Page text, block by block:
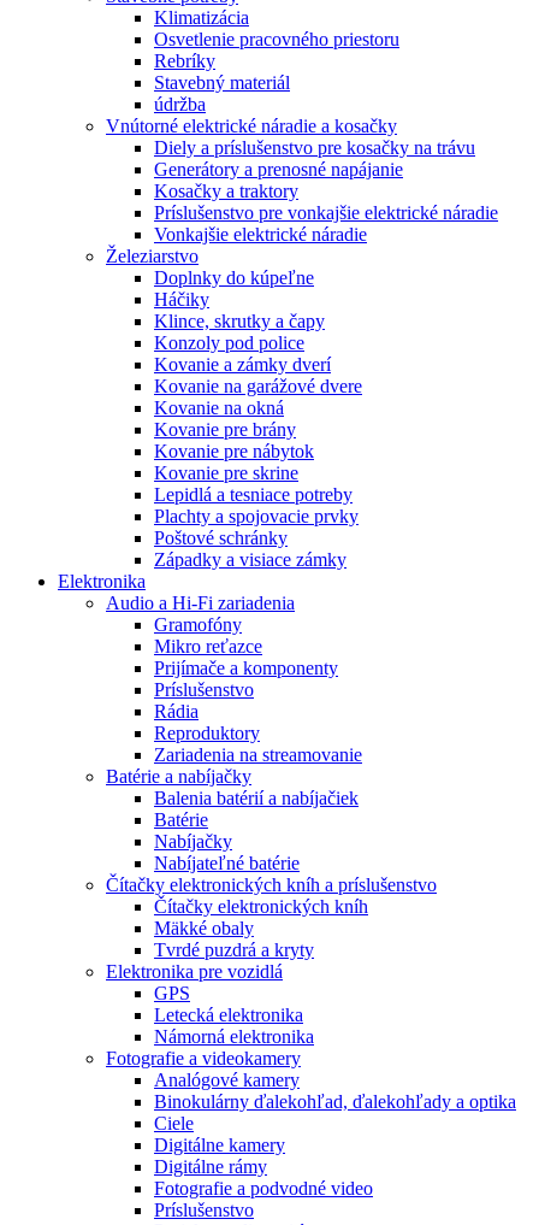
Klimatizácia
Osvetlenie pracovného priestoru
Rebríky
Stavebný materiál
údržba
Vnútorné elektrické náradie a kosačky
Diely a príslušenstvo pre kosačky na trávu
Generátory a prenosné napájanie
Kosačky a traktory
Príslušenstvo pre vonkajšie elektrické náradie
Vonkajšie elektrické náradie
Železiarstvo
Doplnky do kúpeľne
Háčiky
Klince, skrutky a čapy
Konzoly pod police
Kovanie a zámky dverí
Kovanie na garážové dvere
Kovanie na okná
Kovanie pre brány
Kovanie pre nábytok
Kovanie pre skrine
Lepidlá a tesniace potreby
Plachty a spojovacie prvky
Poštové schránky
Západky a visiace zámky
Elektronika
Audio a Hi-Fi zariadenia
Gramofóny
Mikro reťazce
Prijímače a komponenty
Príslušenstvo
Rádia
Reproduktory
Zariadenia na streamovanie
Batérie a nabíjačky
Balenia batérií a nabíjačiek
Batérie
Nabíjačky
Nabíjateľné batérie
Čítačky elektronických kníh a príslušenstvo
Čítačky elektronických kníh
Mäkké obaly
Tvrdé puzdrá a kryty
Elektronika pre vozidlá
GPS
Letecká elektronika
Námorná elektronika
Fotografie a videokamery
Analógové kamery
Binokulárny ďalekohľad, ďalekohľady a optika
Ciele
Digitálne kamery
Digitálne rámy
Fotografie a podvodné video
Príslušenstvo